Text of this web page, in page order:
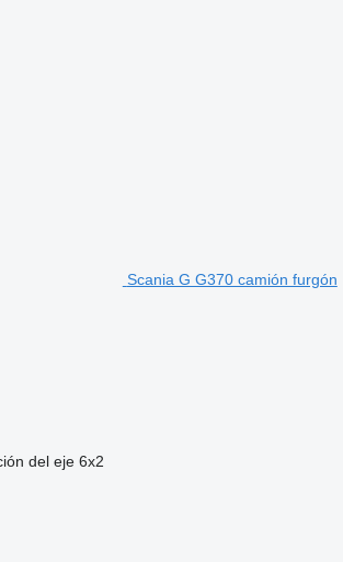
Scania G G370 camión furgón
del eje 6x2